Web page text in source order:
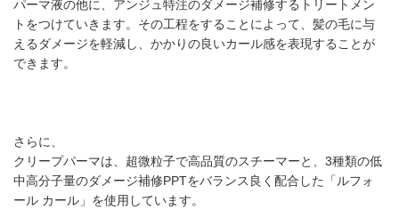
パーマ液の他に、アンジュ特注のダメージ補修するトリートメン
トをつけていきます。その工程をすることによって、髪の毛に与
えるダメージを軽減し、かかりの良いカール感を表現することが
できます。
さらに、
クリープパーマは、超微粒子で高品質のスチーマーと、3種類の低
中高分子量のダメージ補修PPTをバランス良く配合した「ルフォ
ール カール」を使用しています。